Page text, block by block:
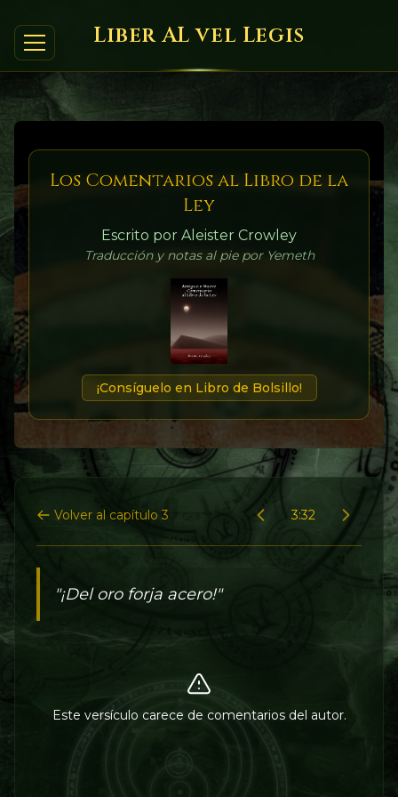
Liber AL vel Legis
Los Comentarios al Libro de la
Ley
Escrito por Aleister Crowley
Traducción y notas al pie por Yemeth
¡Consíguelo en Libro de Bolsillo!
Volver al capítulo 3 3:32
"¡Del oro forja acero!"
Este versículo carece de comentarios del autor.